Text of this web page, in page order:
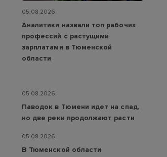
05.08.2026
Аналитики назвали топ рабочих
профессий с растущими
зарплатами в Тюменской
области
05.08.2026
Паводок в Тюмени идет на спад,
но две реки продолжают расти
05.08.2026
В Тюменской области